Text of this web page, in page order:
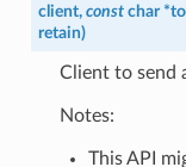
client, const char *
retain)
Client to send
Notes:
This API